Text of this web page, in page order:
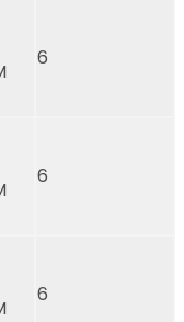
6
6
6